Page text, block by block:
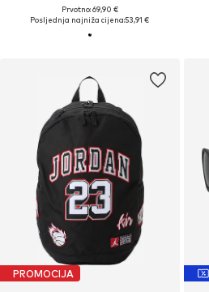
Prvotno: 69,90 €
Posljednja najniža cijena:53,91 €
PROMOCIJA